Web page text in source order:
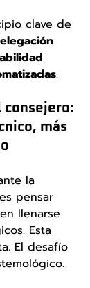
clave de
.
consejero:
más
la
pensar
llenarse
Esta
El desafío